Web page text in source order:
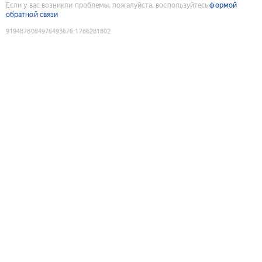
Если у вас возникли проблемы, пожалуйста, воспользуйтесьформой
обратной связи
9194878084976493676:1786281802